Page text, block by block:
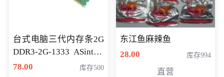
台式电脑三代内存条2G
DDR3-2G-1333 ASint昱
联品牌
78.00 库存500
东江鱼麻辣鱼
28.00
库存994
直营